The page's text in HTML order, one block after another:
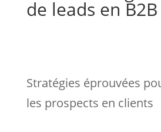
de leads en B2B
Stratégies éprouvées
les prospects en clients